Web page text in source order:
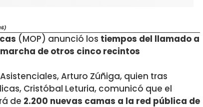
(MOP) anunció los tiempos del llamado a
de otros cinco recintos
Arturo Zúñiga, quien tras
Cristóbal Leturia, comunicó que el
de 2.200 nuevas camas a la red pública de